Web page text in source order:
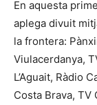
En aquesta
aplega divuit
la frontera:
Viulacerdanya,
L’Aguait, Ràdio
Costa Brava,